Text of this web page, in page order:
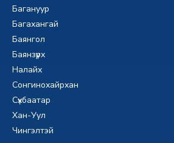
Багануур
Багахангай
Баянгол
Баянзүрх
Налайх
Сонгинохайрхан
Сүхбаатар
Хан-Уул
Чингэлтэй